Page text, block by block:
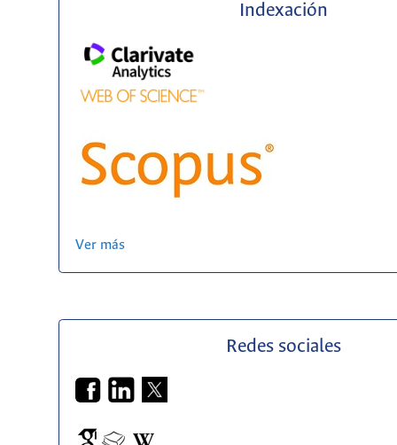
Indexación
Ver más
Redes sociales